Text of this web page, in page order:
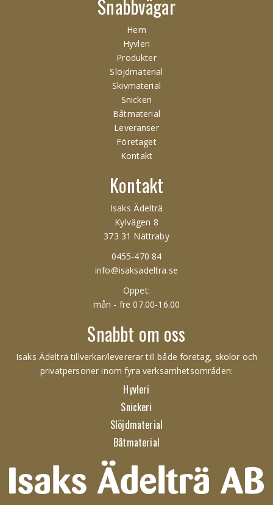
Snabbvägar
Hem
Hyvleri
Produkter
Slöjdmaterial
Skivmaterial
Snickeri
Båtmaterial
Leveranser
Företaget
Kontakt
Kontakt
Isaks Ädelträ
Kylvägen 8
373 31 Nättraby
0455-470 84
info@isaksadeltra.se
Öppet:
mån - fre 07.00-16.00
Snabbt om oss
Isaks Ädelträ tillverkar/levererar till både företag, skolor och
privatpersoner inom fyra verksamhetsområden:
Hyvleri
Snickeri
Slöjdmaterial
Båtmaterial